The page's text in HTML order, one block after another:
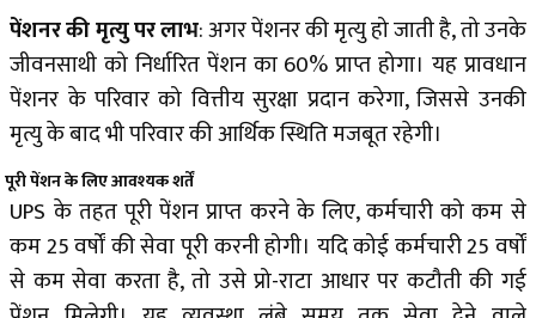
पेंशनर की मृत्यु पर लाभ: अगर पेंशनर की मृत्यु हो जाती है, तो उनके
जीवनसाथी को निर्धारित पेंशन का 60% प्राप्त होगा। यह प्रावधान
पेंशनर के परिवार को वित्तीय सुरक्षा प्रदान करेगा, जिससे उनकी
मृत्यु के बाद भी परिवार की आर्थिक स्थिति मजबूत रहेगी।
पूरी पेंशन के लिए आवश्यक शर्तें
UPS के तहत पूरी पेंशन प्राप्त करने के लिए, कर्मचारी को कम से
कम 25 वर्षों की सेवा पूरी करनी होगी। यदि कोई कर्मचारी 25 वर्षों
से कम सेवा करता है, तो उसे प्रो-राटा आधार पर कटौती की गई